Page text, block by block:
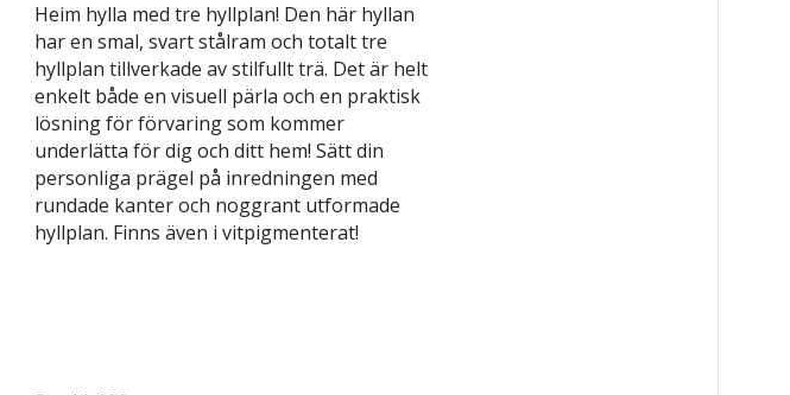
Heim hylla med tre hyllplan! Den här hyllan
har en smal, svart stålram och totalt tre
hyllplan tillverkade av stilfullt trä. Det är helt
enkelt både en visuell pärla och en praktisk
lösning för förvaring som kommer
underlätta för dig och ditt hem! Sätt din
personliga prägel på inredningen med
rundade kanter och noggrant utformade
hyllplan. Finns även i vitpigmenterat!